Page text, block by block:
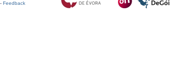
- Feedback